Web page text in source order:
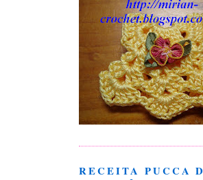
RECEITA PUCCA